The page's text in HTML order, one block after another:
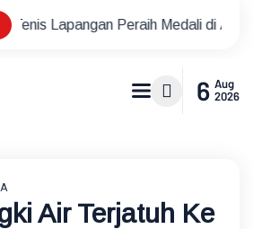
Medali di Ajang Porprov
6 Aug
2026
Air Terjatuh Ke